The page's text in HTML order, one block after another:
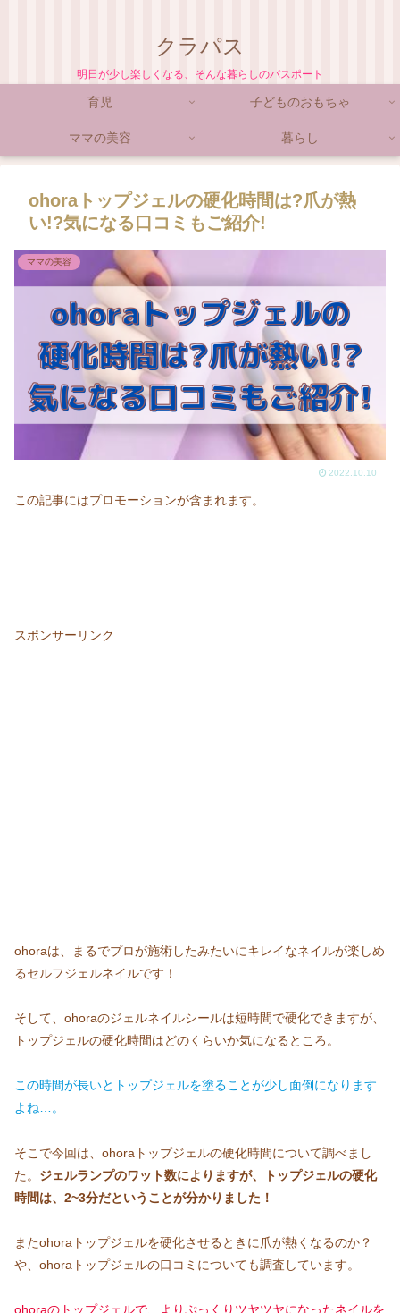
クラパス
明日が少し楽しくなる、そんな暮らしのパスポート
育児 子どものおもちゃ
ママの美容 暮らし
ohoraトップジェルの硬化時間は?爪が熱
い!?気になる口コミもご紹介!
ママの美容
2022.10.10
この記事にはプロモーションが含まれます。
スポンサーリンク
ohoraは、まるでプロが施術したみたいにキレイなネイルが楽しめ
るセルフジェルネイルです！
そして、ohoraのジェルネイルシールは短時間で硬化できますが、
トップジェルの硬化時間はどのくらいか気になるところ。
この時間が長いとトップジェルを塗ることが少し面倒になります
よね…。
そこで今回は、ohoraトップジェルの硬化時間について調べまし
た。 ジェルランプのワット数によりますが、トップジェルの硬化
時間は、2~3分だということが分かりました！
またohoraトップジェルを硬化させるときに爪が熱くなるのか？
や、ohoraトップジェルの口コミについても調査しています。
ohoraのトップジェルで、よりぷっくりツヤツヤになったネイルを